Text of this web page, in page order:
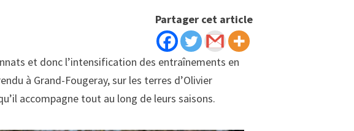
Partager cet article
et donc l’intensification des entraînements en
à Grand-Fougeray, sur les terres d’Olivier
accompagne tout au long de leurs saisons.